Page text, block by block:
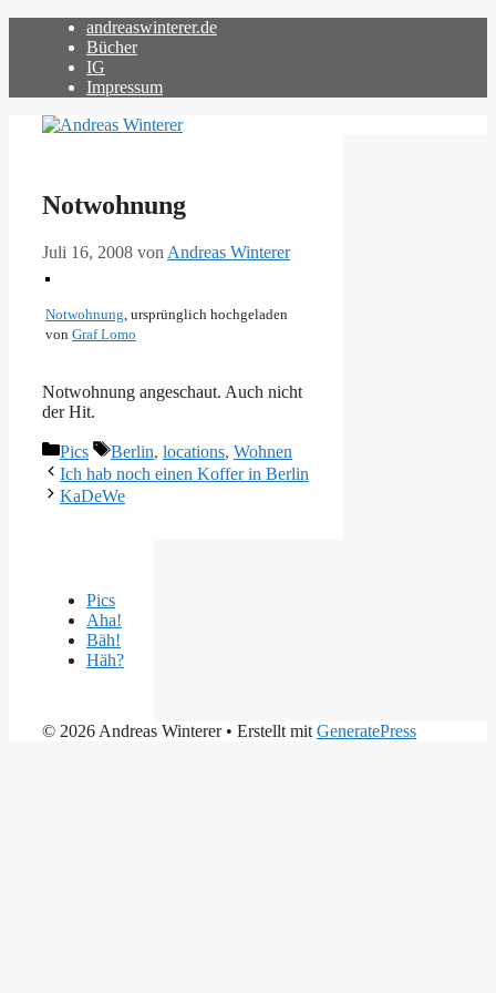
andreaswinterer.de
Bücher
IG
Impressum
Notwohnung
Juli 16, 2008 von Andreas Winterer
Notwohnung, ursprünglich hochgeladen
von Graf Lomo
Notwohnung angeschaut. Auch nicht
der Hit.
Kategorien
Pics Schlagwörter
Berlin, locations, Wohnen
Ich hab noch einen Koffer in Berlin
KaDeWe
Pics
Aha!
Bäh!
Häh?
© 2026 Andreas Winterer• Erstellt mit GeneratePress